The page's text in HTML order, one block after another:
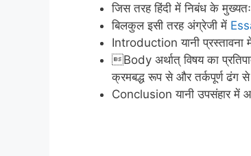
जिस तरह हिंदी में निबंध के
बिलकुल इसी तरह अंग्रेजी में
Introduction यानी प्रस्तावना में
Body अर्थात् विषय का
क्रमबद्ध रूप से और तर्कपूर्ण ढंग
Conclusion यानी उपसंहार में